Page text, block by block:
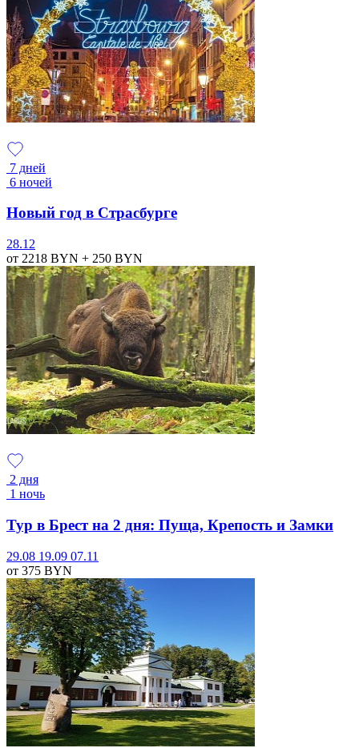
7 дней
6 ночей
Новый год в Страсбурге
28.12
от 2218 BYN + 250 BYN
2 дня
1 ночь
Тур в Брест на 2 дня: Пуща, Крепость и Замки
29.08 19.09 07.11
от 375 BYN